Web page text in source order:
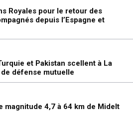
Royales pour le retour des
depuis l’Espagne et
et Pakistan scellent à La
défense mutuelle
magnitude 4,7 à 64 km de Midelt